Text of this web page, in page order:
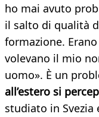
ho mai avuto
il salto di qualità
formazione.
volevano il mio
uomo». È un
all’estero si
studiato in